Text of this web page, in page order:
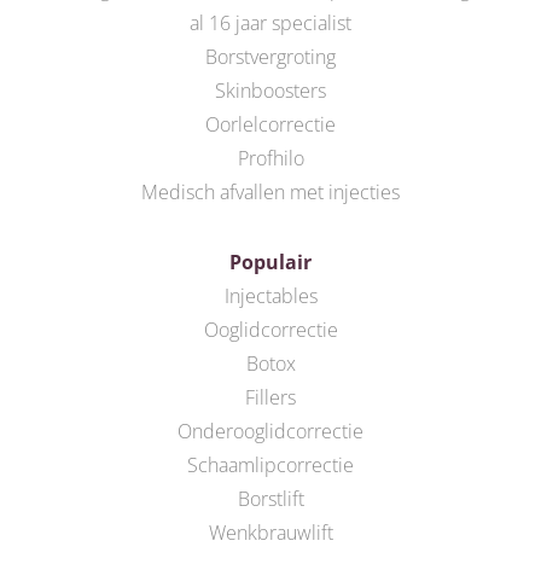
al 16 jaar specialist
Borstvergroting
Skinboosters
Oorlelcorrectie
Profhilo
Medisch afvallen met injecties
Populair
Injectables
Ooglidcorrectie
Botox
Fillers
Onderooglidcorrectie
Schaamlipcorrectie
Borstlift
Wenkbrauwlift